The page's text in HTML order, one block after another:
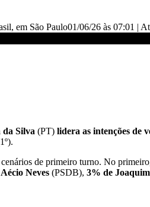
, em São Paulo01/06/26 às 07:01 |
Silva (PT) lidera as intenções de
de primeiro turno. No
Neves (PSDB), 3% de